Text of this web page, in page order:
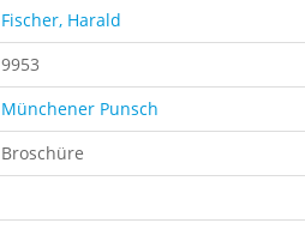
Fischer, Harald
9953
Münchener Punsch
Broschüre